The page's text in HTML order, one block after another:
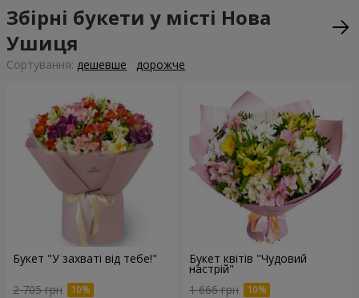
Збірні букети у місті Нова
Ушиця
Сортування: дешевше дорожче
Букет "У захваті від тебе!"
2 705 грн
Букет квітів "Чудовий
настрій"
1 666 грн